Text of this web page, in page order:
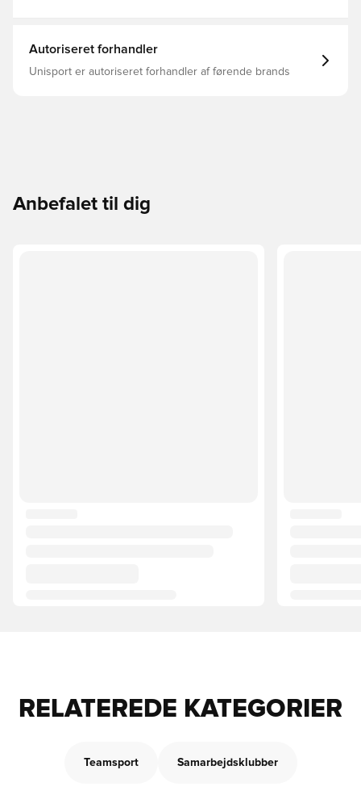
Autoriseret forhandler
Unisport er autoriseret forhandler af førende brands
Anbefalet til dig
RELATEREDE KATEGORIER
Teamsport Samarbejdsklubber